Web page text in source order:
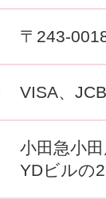
〒243-
VISA、
小田急小
YDビルの